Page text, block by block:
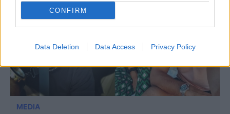
CONFIRM
Data Deletion Data Access Privacy Policy
MEDIA